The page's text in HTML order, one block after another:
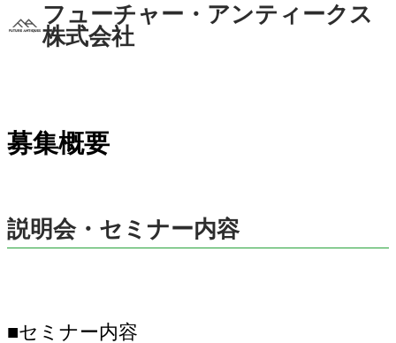
フューチャー・アンティークス
株式会社
募集概要
説明会・セミナー内容
■セミナー内容